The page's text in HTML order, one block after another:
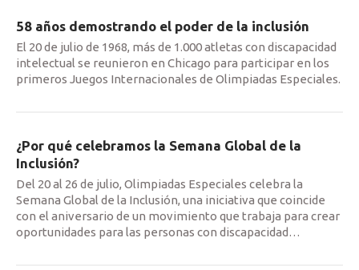
58 años demostrando el poder de la inclusión
El 20 de julio de 1968, más de 1.000 atletas con discapacidad
intelectual se reunieron en Chicago para participar en los
primeros Juegos Internacionales de Olimpiadas Especiales.
¿Por qué celebramos la Semana Global de la
Inclusión?
Del 20 al 26 de julio, Olimpiadas Especiales celebra la
Semana Global de la Inclusión, una iniciativa que coincide
con el aniversario de un movimiento que trabaja para crear
oportunidades para las personas con discapacidad…